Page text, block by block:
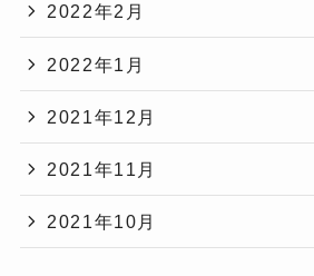
2022年2月
2022年1月
2021年12月
2021年11月
2021年10月